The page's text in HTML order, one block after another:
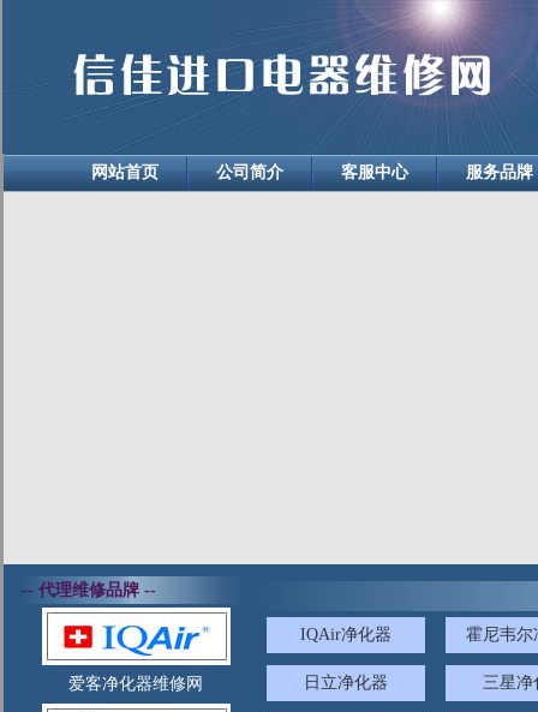
网站首页 公司简介 客服中心 服务品牌
-- 代理维修品牌 --
爱客净化器维修网
IQAir净化器 霍尼韦尔
日立净化器 三星净